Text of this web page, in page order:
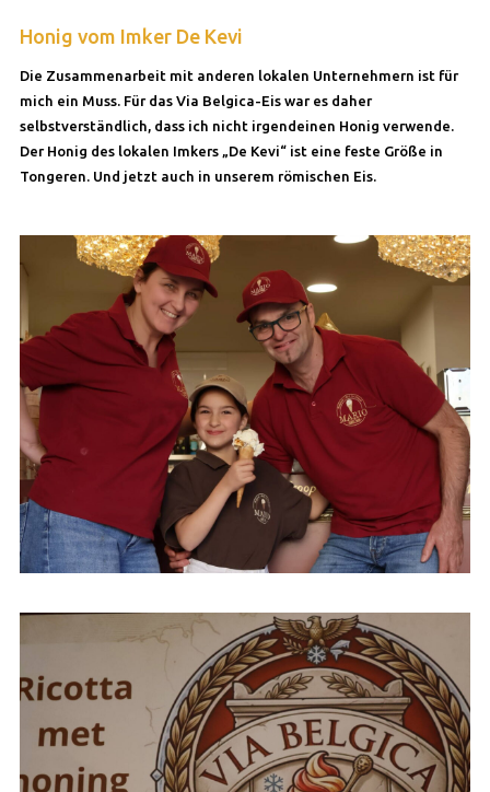
Honig vom Imker De Kevi
Die Zusammenarbeit mit anderen lokalen Unternehmern ist für
mich ein Muss. Für das Via Belgica-Eis war es daher
selbstverständlich, dass ich nicht irgendeinen Honig verwende.
Der Honig des lokalen Imkers „De Kevi“ ist eine feste Größe in
Tongeren. Und jetzt auch in unserem römischen Eis.